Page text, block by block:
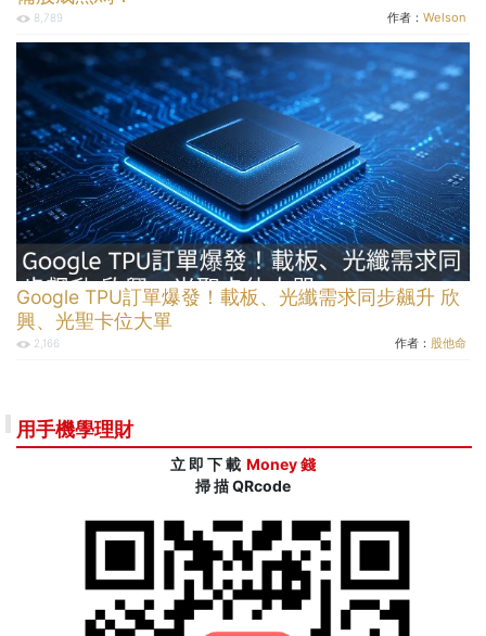
8,789 作者： Welson
Google TPU訂單爆發！載板、光纖需求同步飆升 欣
興、光聖卡位大單
2,166 作者： 股他命
用手機學理財
立 即 下 載 Money 錢
掃 描 QRcode